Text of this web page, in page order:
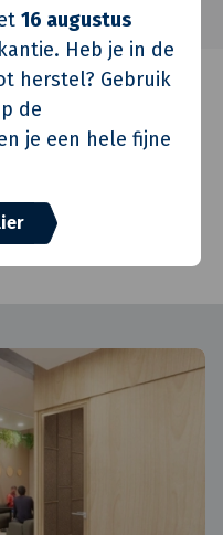
16 augustus
Heb je in de
herstel? Gebruik
de
je een hele fijne
B.V.